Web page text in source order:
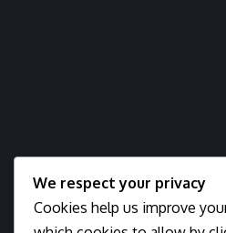
We respect your privacy
Cookies help us improve